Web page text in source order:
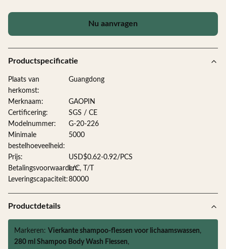
Nu aanvragen
Productspecificatie
Plaats van
herkomst:
Guangdong
Merknaam:
GAOPIN
Certificering:
SGS / CE
Modelnummer:
G-20-226
Minimale
bestelhoeveelheid:
5000
Prijs:
USD$0.62-0.92/PCS
Betalingsvoorwaarden:L/C, T/T
Leveringscapaciteit:80000
Productdetails
Markeren: Vierkante shampoo-flessen voor lichaamswassen,
280 ml Shampoo Body Wash Flessen,